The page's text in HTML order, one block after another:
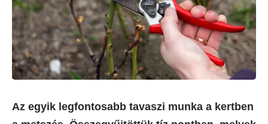
Az egyik legfontosabb tavaszi munka a kertben